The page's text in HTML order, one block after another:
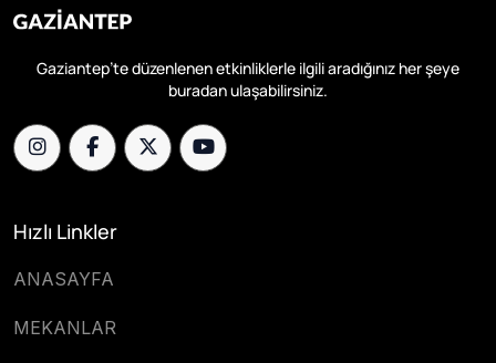
Gaziantep’te düzenlenen etkinliklerle ilgili aradığınız her şeye
buradan ulaşabilirsiniz.
Hızlı Linkler
ANASAYFA
MEKANLAR